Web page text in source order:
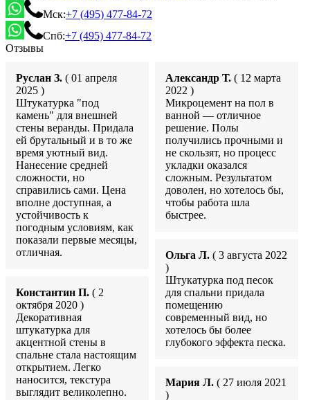
Мск:+7 (495) 477-84-72
Спб:+7 (495) 477-84-72
Отзывы
Руслан З. ( 01 апреля
2025 )
Штукатурка "под
камень" для внешней
стены веранды. Придала
ей брутальный и в то же
время уютный вид.
Нанесение средней
сложности, но
справились сами. Цена
вполне доступная, а
устойчивость к
погодным условиям, как
показали первые месяцы,
отличная.
Константин П. ( 2
октября 2020 )
Декоративная
штукатурка для
акцентной стены в
спальне стала настоящим
открытием. Легко
наносится, текстура
выглядит великолепно.
Александр Т. ( 12 марта
2022 )
Микроцемент на пол в
ванной — отличное
решение. Полы
получились прочными и
не скользят, но процесс
укладки оказался
сложным. Результатом
доволен, но хотелось бы,
чтобы работа шла
быстрее.
Ольга Л. ( 3 августа 2022
)
Штукатурка под песок
для спальни придала
помещению
современный вид, но
хотелось бы более
глубокого эффекта песка.
Мария Л. ( 27 июля 2021
)